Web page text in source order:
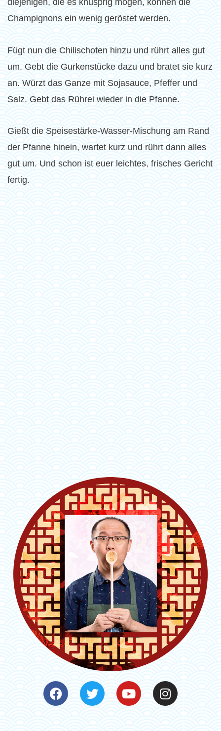
diejenigen, die es knusprig mögen, können die
Champignons ein wenig geröstet werden.
Fügt nun die Chilischoten hinzu und rührt alles gut
um. Gebt die Gurkenstücke dazu und bratet sie kurz
an. Würzt das Ganze mit Sojasauce, Pfeffer und
Salz. Gebt das Rührei wieder in die Pfanne.
Gießt die Speisestärke-Wasser-Mischung am Rand
der Pfanne hinein, wartet kurz und rührt dann alles
gut um. Und schon ist euer leichtes, frisches Gericht
fertig.